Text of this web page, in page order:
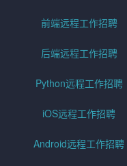
前端远程工作招聘
后端远程工作招聘
Python远程工作招聘
iOS远程工作招聘
Android远程工作招聘